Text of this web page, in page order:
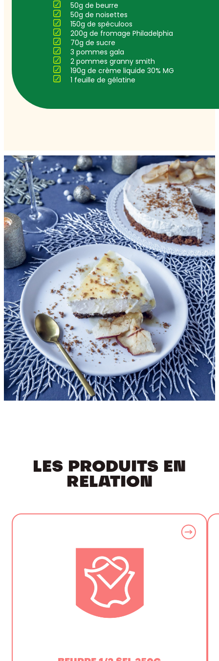
50g de beurre
50g de noisettes
150g de spéculoos
200g de fromage Philadelphia
70g de sucre
3 pommes gala
2 pommes granny smith
190g de crème liquide 30% MG
1 feuille de gélatine
LES PRODUITS EN
RELATION